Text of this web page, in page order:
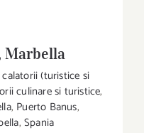
Marbella
calatorii (turistice si
culinare si turistice,
, Puerto Banus,
, Spania